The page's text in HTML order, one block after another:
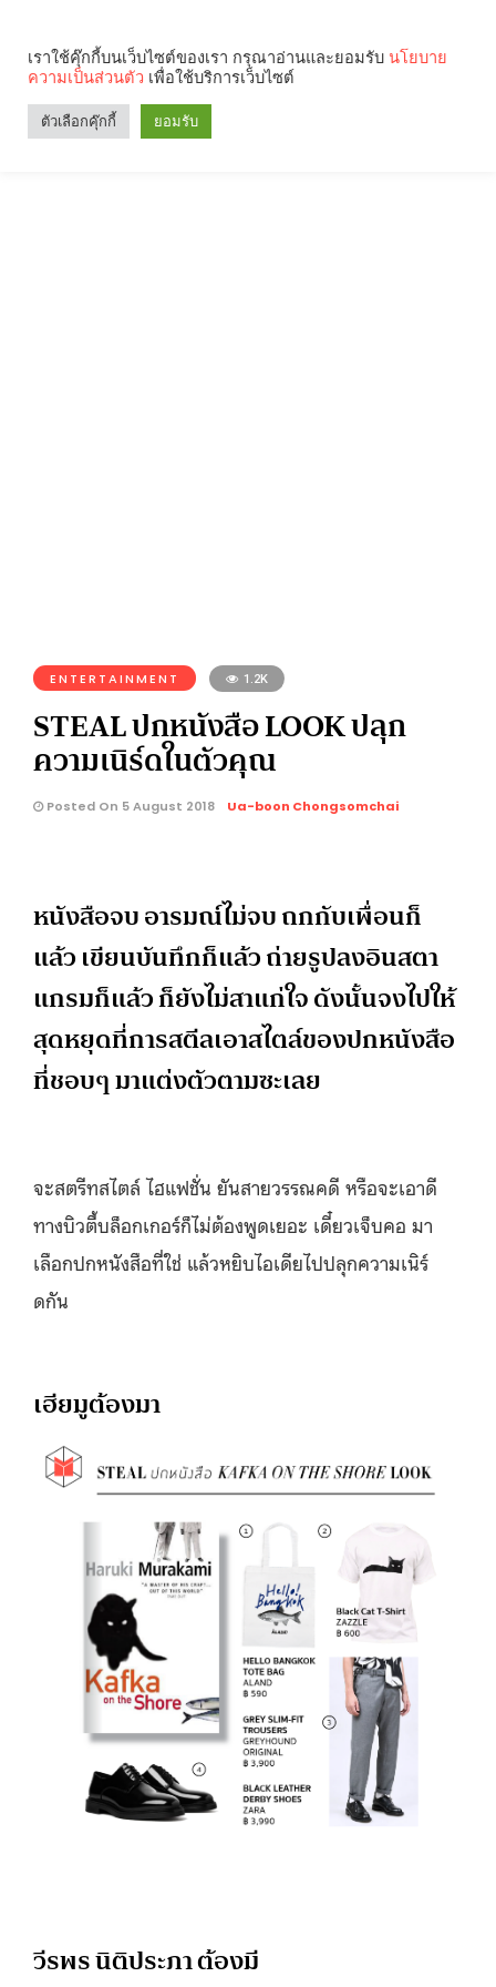
ENTERTAINMENT 1.2K
STEAL ปกหนังสือ LOOK ปลุก
ความเนิร์ดในตัวคุณ
Posted On 5 August 2018 Ua-boon Chongsomchai
หนังสือจบ อารมณ์ไม่จบ ถกกับเพื่อนก็
แล้ว เขียนบันทึกก็แล้ว ถ่ายรูปลงอินสตา
แกรมก็แล้ว ก็ยังไม่สาแก่ใจ ดังนั้นจงไปให้
สุดหยุดที่การสตีลเอาสไตล์ของปกหนังสือ
ที่ชอบๆ มาแต่งตัวตามซะเลย
จะสตรีทสไตล์ ไฮแฟชั่น ยันสายวรรณคดี หรือจะเอาดี
ทางบิวตี้บล็อกเกอร์ก็ไม่ต้องพูดเยอะ เดี๋ยวเจ็บคอ มา
เลือกปกหนังสือที่ใช่ แล้วหยิบไอเดียไปปลุกความเนิร์
ดกัน
เฮียมูต้องมา
วีรพร นิติประภา ต้องมี
เราใช้คุ๊กกี้บนเว็บไซต์ของเรา กรุณาอ่านและยอมรับ นโยบาย
ความเป็นส่วนตัว เพื่อใช้บริการเว็บไซต์
ตัวเลือกคุ๊กกี้ ยอมรับ